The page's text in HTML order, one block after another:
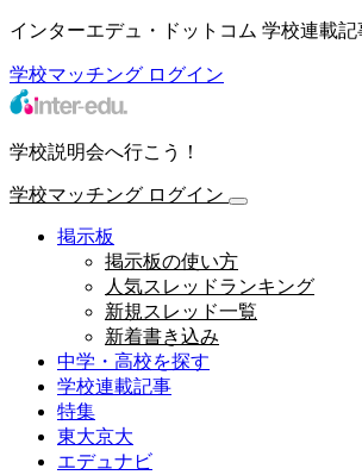
インターエデュ・ドットコム 学校連載記
学校マッチング ログイン
学校説明会へ行こう！
学校マッチング ログイン
掲示板
掲示板の使い方
人気スレッドランキング
新規スレッド一覧
新着書き込み
中学・高校を探す
学校連載記事
特集
東大京大
エデュナビ